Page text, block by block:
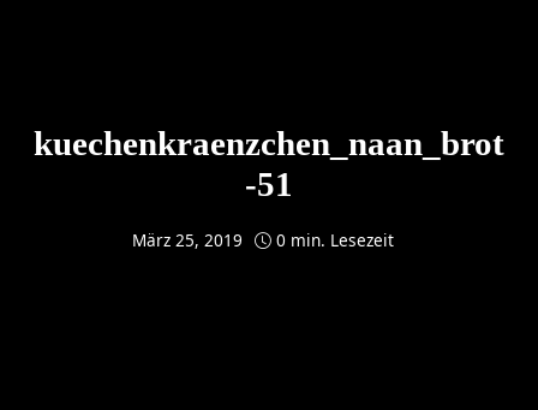
kuechenkraenzchen_naan_brot
-51
März 25, 2019 0 min. Lesezeit